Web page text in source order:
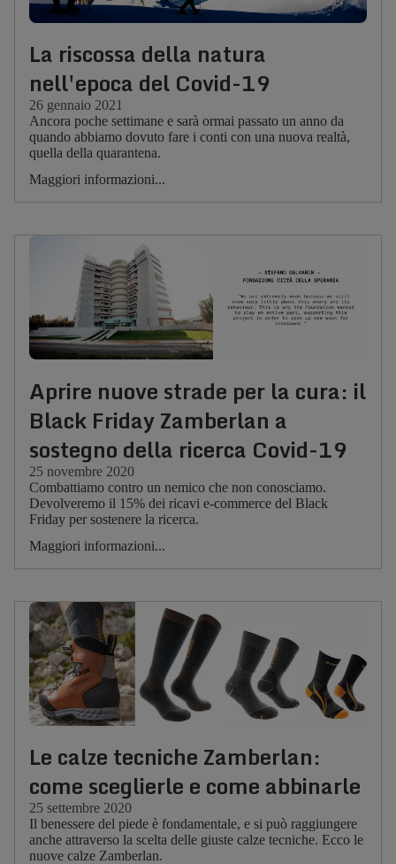
La riscossa della natura
nell'epoca del Covid-19
26 gennaio 2021
Ancora poche settimane e sarà ormai passato un anno da
quando abbiamo dovuto fare i conti con una nuova realtà,
quella della quarantena.
Maggiori informazioni...
Aprire nuove strade per la cura: il
Black Friday Zamberlan a
sostegno della ricerca Covid-19
25 novembre 2020
Combattiamo contro un nemico che non conosciamo.
Devolveremo il 15% dei ricavi e-commerce del Black
Friday per sostenere la ricerca.
Maggiori informazioni...
Le calze tecniche Zamberlan:
come sceglierle e come abbinarle
25 settembre 2020
Il benessere del piede è fondamentale, e si può raggiungere
anche attraverso la scelta delle giuste calze tecniche. Ecco le
nuove calze Zamberlan.